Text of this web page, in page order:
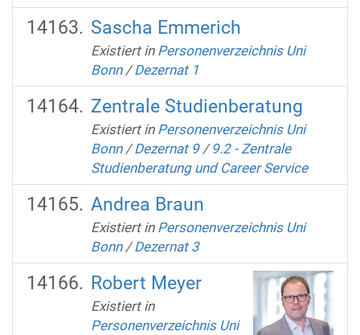
Sascha Emmerich
Existiert in Personenverzeichnis Uni
Bonn /Dezernat 1
Zentrale Studienberatung
Existiert in Personenverzeichnis Uni
Bonn /Dezernat 9 /9.2 - Zentrale
Studienberatung und Career Service
Andrea Braun
Existiert in Personenverzeichnis Uni
Bonn /Dezernat 3
Robert Meyer
Existiert in
Personenverzeichnis Uni